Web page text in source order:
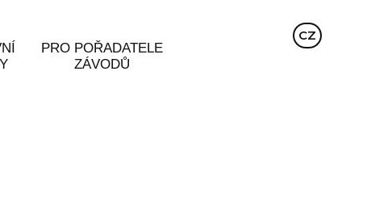
PRO POŘADATELE
ZÁVODŮ
EN DE
CZ